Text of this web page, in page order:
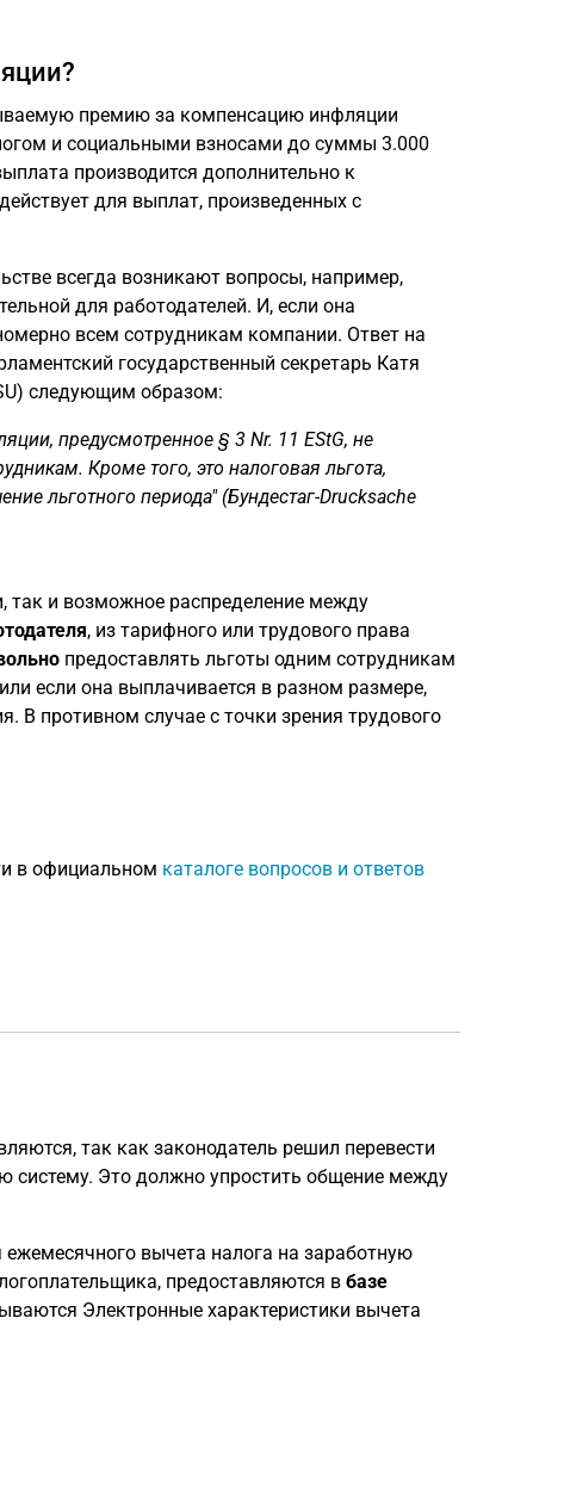
премию за компенсацию инфляции
и социальными взносами до суммы 3.000
производится дополнительно к
для выплат, произведенных с
всегда возникают вопросы, например,
для работодателей. И, если она
всем сотрудникам компании. Ответ на
государственный секретарь Катя
следующим образом:
предусмотренное § 3 Nr. 11 EStG, не
Кроме того, это налоговая льгота,
льготного периода" (Бундестаг-Drucksache
и возможное распределение между
, из тарифного или трудового права
предоставлять льготы одним сотрудникам
если она выплачивается в разном размере,
противном случае с точки зрения трудового
в официальном каталоге вопросов и ответов
так как законодатель решил перевести
систему. Это должно упростить общение между
вычета налога на заработную
предоставляются в базе
Электронные характеристики вычета